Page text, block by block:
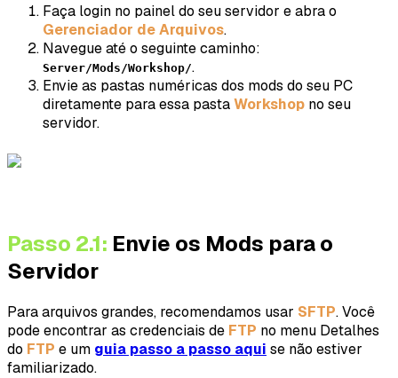
Faça login no painel do seu servidor e abra o
Gerenciador de Arquivos.
Navegue até o seguinte caminho:
Server/Mods/Workshop/.
Envie as pastas numéricas dos mods do seu PC
diretamente para essa pastaWorkshop no seu
servidor.
Passo 2.1: Envie os Mods para o
Servidor
Para arquivos grandes, recomendamos usar SFTP. Você
pode encontrar as credenciais de FTP no menu Detalhes
do FTP e um guia passo a passo aqui se não estiver
familiarizado.